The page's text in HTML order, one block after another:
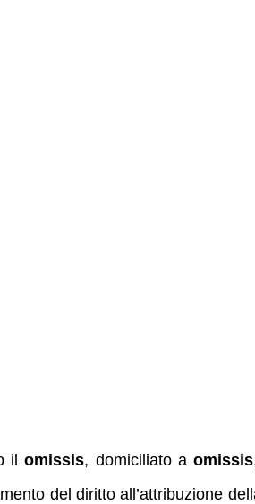
ilomissis, domiciliato aomissis
del diritto all’attribuzione